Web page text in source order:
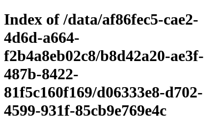
Index of /data/af86fec5-cae2-
4d6d-a664-
f2b4a8eb02c8/b8d42a20-ae3f-
487b-8422-
81f5c160f169/d06333e8-d702-
4599-931f-85cb9e769e4c